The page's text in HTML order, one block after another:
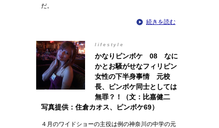
だ。
続きを読む
lifestyle
かなりピンボケ 08 なに
かとお騒がせなフィリピン
女性の下半身事情 元校
長、ピンボケ同士としては
無罪？！（文：比嘉健二
写真提供：住倉カオス、ピンボケ69）
４月のワイドショーの主役は例の神奈川の中学の元